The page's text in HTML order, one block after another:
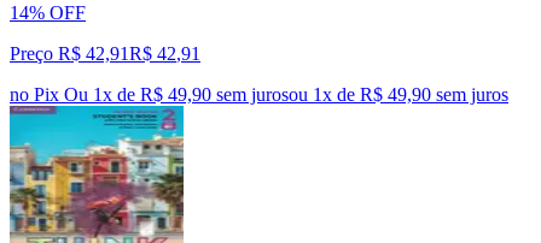
14% OFF
Preço R$ 42,91R$ 42,91
no Pix Ou 1x de R$ 49,90 sem jurosou 1x de R$ 49,90 sem juros